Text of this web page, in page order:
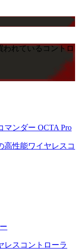
われているコントロ
ンダー OCTA Pro
高性能ワイヤレスコ
レスコントローラ